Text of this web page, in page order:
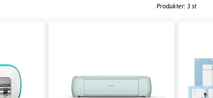
Produkter: 3 st